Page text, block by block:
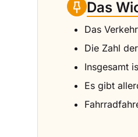
Das
Das
Die Zahl
Insgesamt
Es gibt